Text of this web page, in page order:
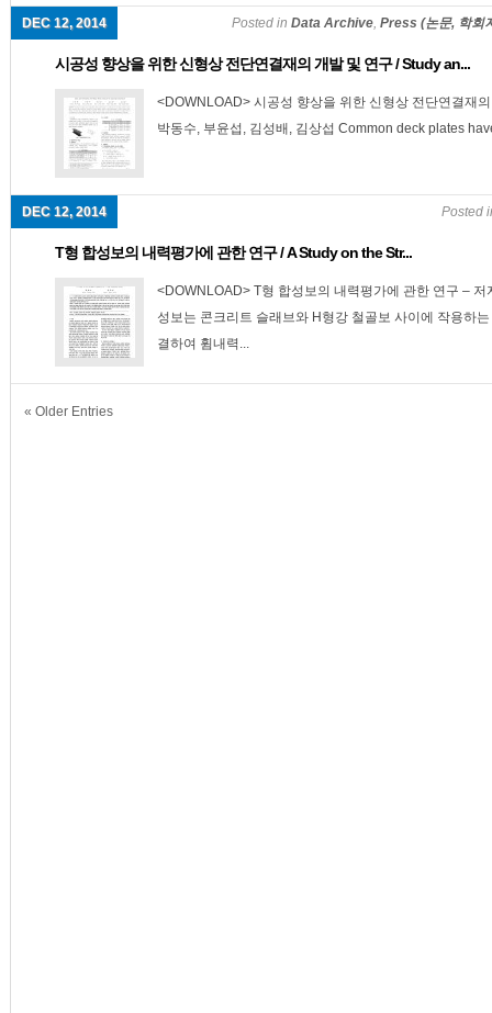
DEC 12, 2014 Posted in Data Archive, Press (논문, 학회
시공성 향상을 위한 신형상 전단연결재의 개발 및 연구 / Study an...
<DOWNLOAD> 시공성 향상을 위한 신형상 전단연결재
박동수, 부윤섭, 김성배, 김상섭 Common deck plates
DEC 12, 2014 Posted
T형 합성보의 내력평가에 관한 연구 / A Study on the Str...
<DOWNLOAD> T형 합성보의 내력평가에 관한 연구 –
성보는 콘크리트 슬래브와 H형강 철골보 사이에 작용하
결하여 휨내력...
« Older Entries